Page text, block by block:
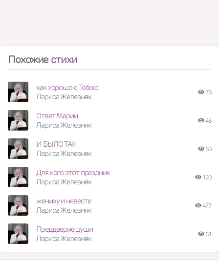
Похожие стихи
как хорошо с Тобою
Лариса Железняк
78
Ответ Марии
Лариса Железняк
46
И БЫЛО ТАК
Лариса Железняк
60
Для кого этот праздник
Лариса Железняк
120
жениху и невесте
Лариса Железняк
477
Преддверие души
Лариса Железняк
61